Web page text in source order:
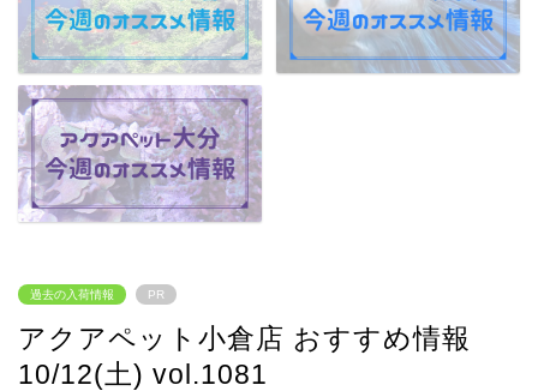
過去の入荷情報 PR
アクアペット小倉店 おすすめ情報
10/12(土) vol.1081